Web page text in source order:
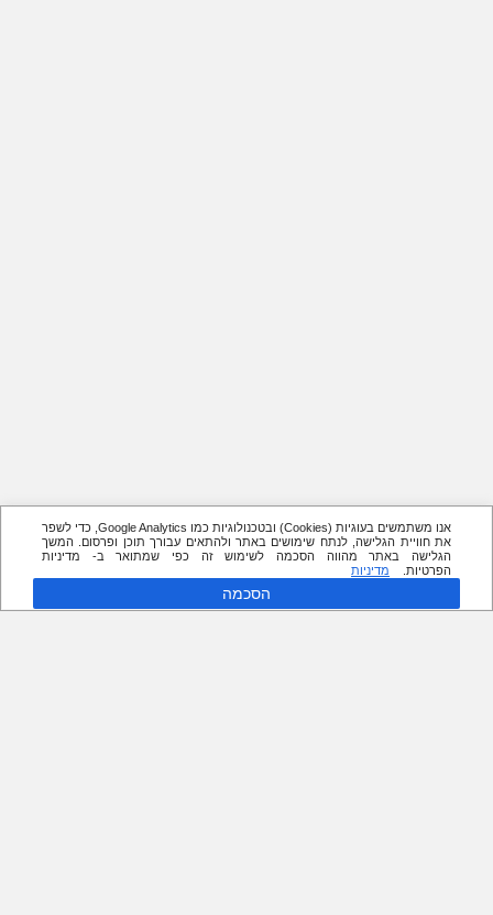
אנו משתמשים בעוגיות (Cookies) ובטכנולוגיות כמו Google Analytics, כדי לשפר
את חוויית הגלישה, לנתח שימושים באתר ולהתאים עבורך תוכן ופרסום. המשך
הגלישה באתר מהווה הסכמה לשימוש זה כפי שמתואר ב- מדיניות
הפרטיות.
מדיניות
הסכמה